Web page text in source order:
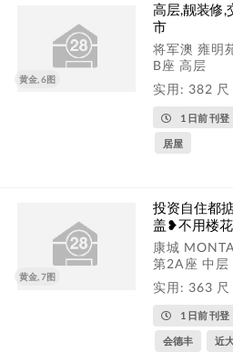
黄金, 6图
高层,靓装修,
市
将军澳 雍明
B座 高层
实用: 382 尺
1 日前 刊登
居屋
黄金, 7图
投资自住都
盖❥不用楼
康城
第2A座 中层
实用: 363 尺
1 日前 刊登
会德丰 近